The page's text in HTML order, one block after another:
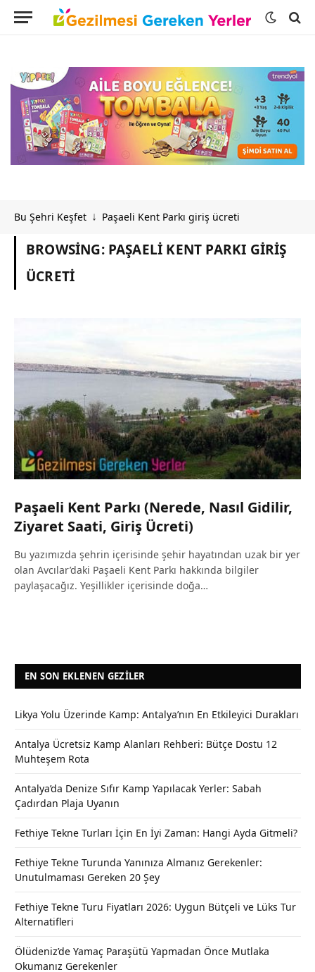
Bu Şehri Keşfet ↓ Paşaeli Kent Parkı giriş ücreti
BROWSING: PAŞAELI KENT PARKI GIRIŞ
ÜCRETI
Paşaeli Kent Parkı (Nerede, Nasıl Gidilir,
Ziyaret Saati, Giriş Ücreti)
Bu yazımızda şehrin içerisinde şehir hayatından uzak bir yer
olan Avcılar’daki Paşaeli Kent Parkı hakkında bilgiler
paylaşacağız. Yeşillikler içerisinde doğa…
EN SON EKLENEN GEZILER
Likya Yolu Üzerinde Kamp: Antalya’nın En Etkileyici Durakları
Antalya Ücretsiz Kamp Alanları Rehberi: Bütçe Dostu 12
Muhteşem Rota
Antalya’da Denize Sıfır Kamp Yapılacak Yerler: Sabah
Çadırdan Plaja Uyanın
Fethiye Tekne Turları İçin En İyi Zaman: Hangi Ayda Gitmeli?
Fethiye Tekne Turunda Yanınıza Almanız Gerekenler:
Unutulmaması Gereken 20 Şey
Fethiye Tekne Turu Fiyatları 2026: Uygun Bütçeli ve Lüks Tur
Alternatifleri
Ölüdeniz’de Yamaç Paraşütü Yapmadan Önce Mutlaka
Okumanız Gerekenler